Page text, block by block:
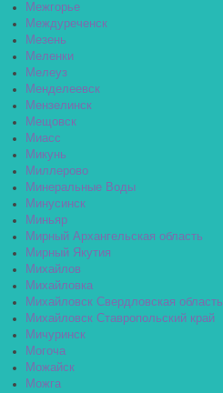
Межгорье
Междуреченск
Мезень
Меленки
Мелеуз
Менделеевск
Мензелинск
Мещовск
Миасс
Микунь
Миллерово
Минеральные Воды
Минусинск
Миньяр
Мирный Архангельская область
Мирный Якутия
Михайлов
Михайловка
Михайловск Свердловская область
Михайловск Ставропольский край
Мичуринск
Могоча
Можайск
Можга